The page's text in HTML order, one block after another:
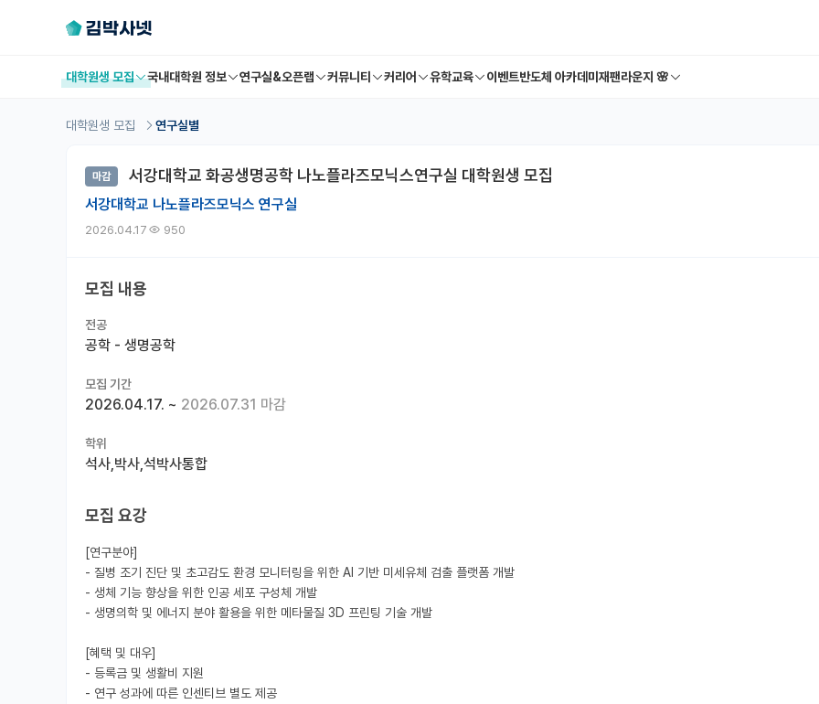
대학원생 모집 국내대학원 정보 연구실&오픈랩 커뮤니티 커리어 유학교육 이벤트반도체 아카데미 재팬라운지 🌸
대학원생 모집 연구실별
마감 서강대학교 화공생명공학 나노플라즈모닉스연구실 대학원생 모집
서강대학교 나노플라즈모닉스 연구실
2026.04.17 950
모집 내용
전공
공학 - 생명공학
모집 기간
2026.04.17. ~ 2026.07.31 마감
학위
석사,박사,석박사통합
모집 요강
[연구분야]
- 질병 조기 진단 및 초고감도 환경 모니터링을 위한 Al 기반 미세유체 검출 플랫폼 개발
- 생체 기능 향상을 위한 인공 세포 구성체 개발
- 생명의학 및 에너지 분야 활용을 위한 메타물질 3D 프린팅 기술 개발
[혜택 및 대우]
- 등록금 및 생활비 지원
- 연구 성과에 따른 인센티브 별도 제공